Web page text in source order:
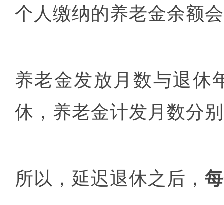
个人缴纳的养老金余额
养老金发放月数与退休
休，养老金计发月数分
所以，延迟退休之后，